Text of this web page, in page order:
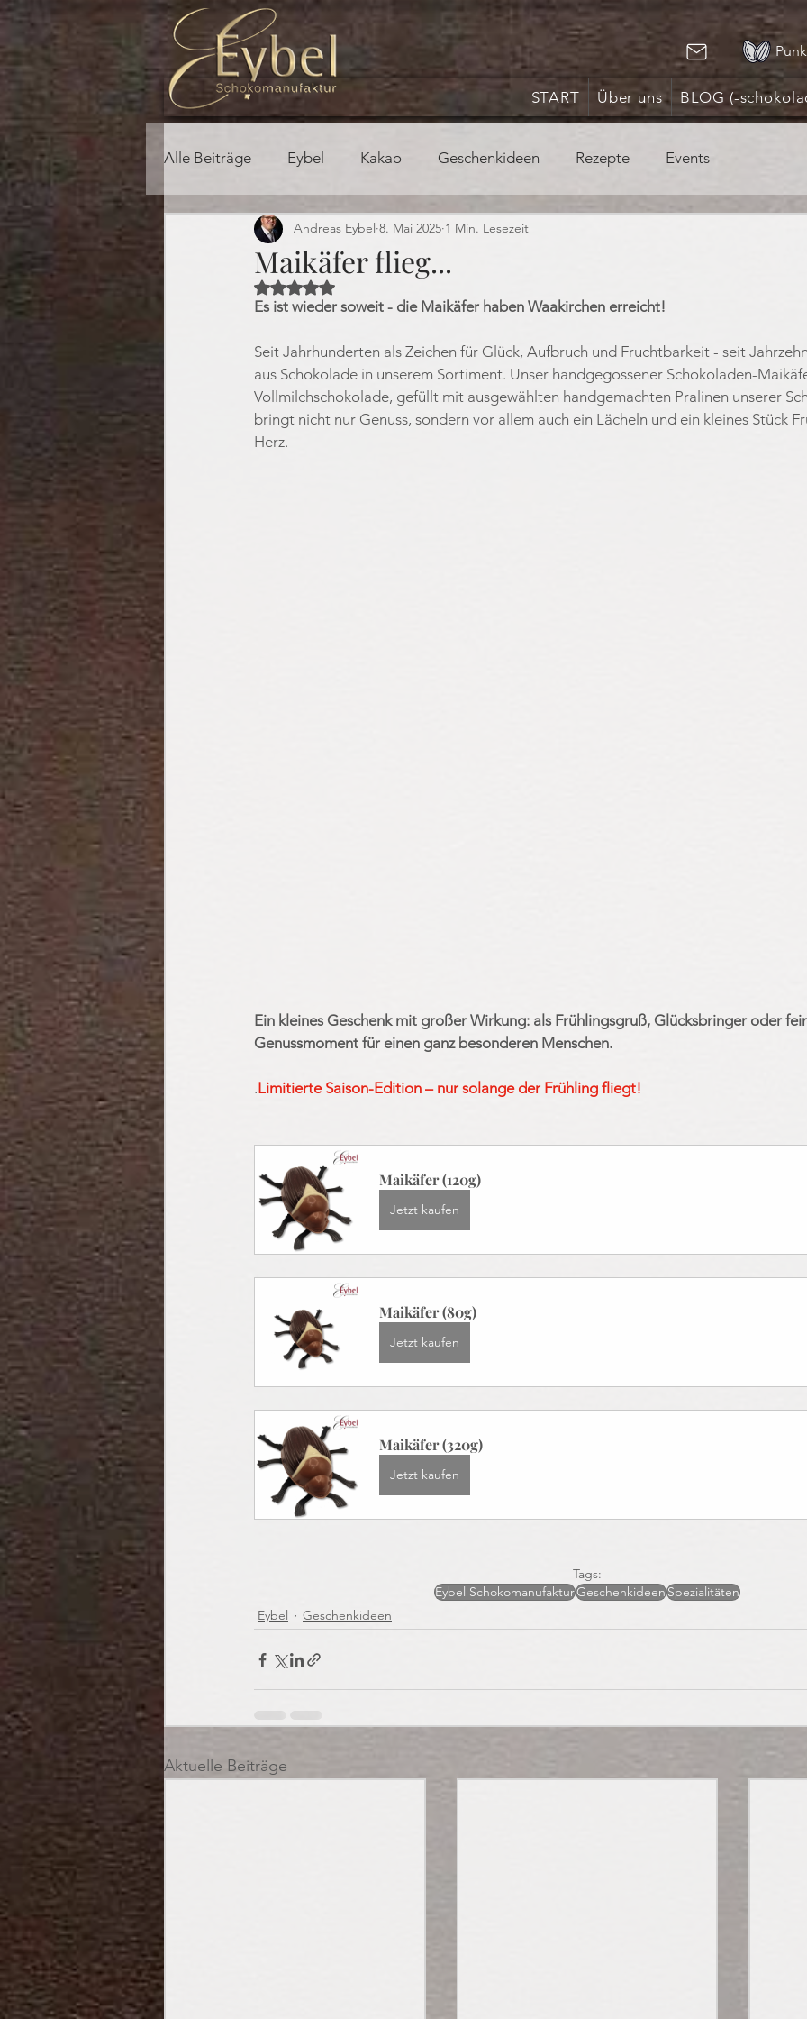
START Über uns BLOG (-
Alle Beiträge Eybel Kakao Geschenkideen Rezepte Events
Maikäfer flieg...
Andreas Eybel 8. Mai 2025 1 Min. Lesezeit
Mit NaN von 5 Sternen bewertet.
Es ist wieder soweit - die Maikäfer haben Waakirchen erreicht!
Seit Jahrhunderten als Zeichen für Glück, Aufbruch und Fruchtbarkeit - seit
aus Schokolade in unserem Sortiment. Unser handgegossener Schokoladen-
Vollmilchschokolade, gefüllt mit ausgewählten handgemachten Pralinen unserer
bringt nicht nur Genuss, sondern vor allem auch ein Lächeln und ein kleines Stück
Herz.
Ein kleines Geschenk mit großer Wirkung: als Frühlingsgruß, Glücksbringer oder
Genussmoment für einen ganz besonderen Menschen.
.Limitierte Saison-Edition – nur solange der Frühling fliegt!
Maikäfer (120g)
Jetzt kaufen
Maikäfer (80g)
Jetzt kaufen
Maikäfer (320g)
Jetzt kaufen
Tags:
Eybel SchokomanufakturGeschenkideenSpezialitäten
Eybel
Geschenkideen
Aktuelle Beiträge